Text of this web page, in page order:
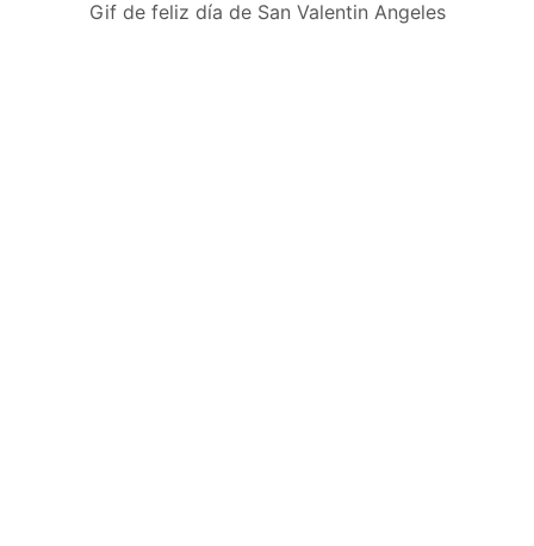
Gif de feliz día de San Valentin Angeles